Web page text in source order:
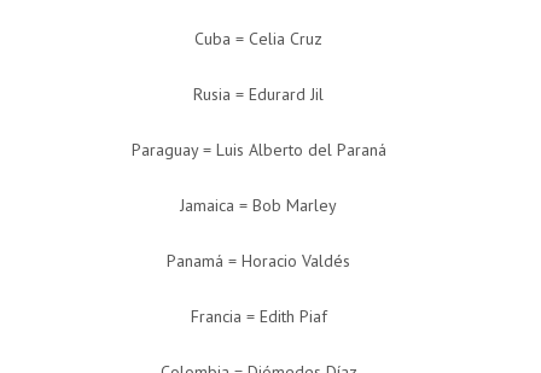
Cuba = Celia Cruz
Rusia = Edurard Jil
Paraguay = Luis Alberto del Paraná
Jamaica = Bob Marley
Panamá = Horacio Valdés
Francia = Edith Piaf